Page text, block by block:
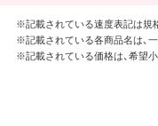
※記載されている速度表記は規
※記載されている各商品名は、
※記載されている価格は、希望小